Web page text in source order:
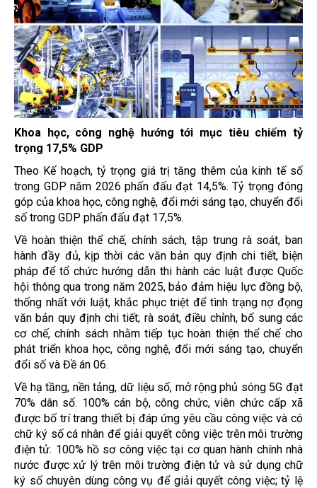
Khoa học, công nghệ hướng tới mục tiêu chiếm tỷ
trọng 17,5% GDP
Theo Kế hoạch, tỷ trọng giá trị tăng thêm của kinh tế số
trong GDP năm 2026 phấn đấu đạt 14,5%. Tỷ trọng đóng
góp của khoa học, công nghệ, đổi mới sáng tạo, chuyển đổi
số trong GDP phấn đấu đạt 17,5%.
Về hoàn thiện thể chế, chính sách, tập trung rà soát, ban
hành đầy đủ, kịp thời các văn bản quy định chi tiết, biện
pháp để tổ chức hướng dẫn thi hành các luật được Quốc
hội thông qua trong năm 2025, bảo đảm hiệu lực đồng bộ,
thống nhất với luật, khắc phục triệt để tình trạng nợ đọng
văn bản quy định chi tiết; rà soát, điều chỉnh, bổ sung các
cơ chế, chính sách nhằm tiếp tục hoàn thiện thể chế cho
phát triển khoa học, công nghệ, đổi mới sáng tạo, chuyển
đổi số và Đề án 06.
Về hạ tầng, nền tảng, dữ liệu số, mở rộng phủ sóng 5G đạt
70% dân số. 100% cán bộ, công chức, viên chức cấp xã
được bố trí trang thiết bị đáp ứng yêu cầu công việc và có
chữ ký số cá nhân để giải quyết công việc trên môi trường
điện tử. 100% hồ sơ công việc tại cơ quan hành chính nhà
nước được xử lý trên môi trường điện tử và sử dụng chữ
ký số chuyên dùng công vụ để giải quyết công việc; tỷ lệ